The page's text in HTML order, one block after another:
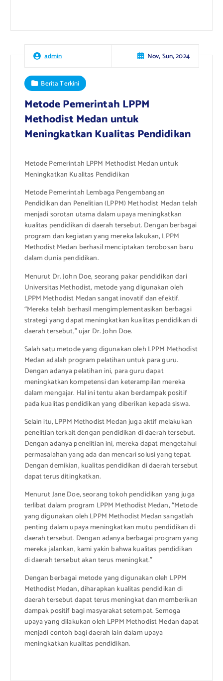
admin Nov, Sun, 2024
Berita Terkini
Metode Pemerintah LPPM
Methodist Medan untuk
Meningkatkan Kualitas Pendidikan
Metode Pemerintah LPPM Methodist Medan untuk
Meningkatkan Kualitas Pendidikan
Metode Pemerintah Lembaga Pengembangan
Pendidikan dan Penelitian (LPPM) Methodist Medan telah
menjadi sorotan utama dalam upaya meningkatkan
kualitas pendidikan di daerah tersebut. Dengan berbagai
program dan kegiatan yang mereka lakukan, LPPM
Methodist Medan berhasil menciptakan terobosan baru
dalam dunia pendidikan.
Menurut Dr. John Doe, seorang pakar pendidikan dari
Universitas Methodist, metode yang digunakan oleh
LPPM Methodist Medan sangat inovatif dan efektif.
“Mereka telah berhasil mengimplementasikan berbagai
strategi yang dapat meningkatkan kualitas pendidikan di
daerah tersebut,” ujar Dr. John Doe.
Salah satu metode yang digunakan oleh LPPM Methodist
Medan adalah program pelatihan untuk para guru.
Dengan adanya pelatihan ini, para guru dapat
meningkatkan kompetensi dan keterampilan mereka
dalam mengajar. Hal ini tentu akan berdampak positif
pada kualitas pendidikan yang diberikan kepada siswa.
Selain itu, LPPM Methodist Medan juga aktif melakukan
penelitian terkait dengan pendidikan di daerah tersebut.
Dengan adanya penelitian ini, mereka dapat mengetahui
permasalahan yang ada dan mencari solusi yang tepat.
Dengan demikian, kualitas pendidikan di daerah tersebut
dapat terus ditingkatkan.
Menurut Jane Doe, seorang tokoh pendidikan yang juga
terlibat dalam program LPPM Methodist Medan, “Metode
yang digunakan oleh LPPM Methodist Medan sangatlah
penting dalam upaya meningkatkan mutu pendidikan di
daerah tersebut. Dengan adanya berbagai program yang
mereka jalankan, kami yakin bahwa kualitas pendidikan
di daerah tersebut akan terus meningkat.”
Dengan berbagai metode yang digunakan oleh LPPM
Methodist Medan, diharapkan kualitas pendidikan di
daerah tersebut dapat terus meningkat dan memberikan
dampak positif bagi masyarakat setempat. Semoga
upaya yang dilakukan oleh LPPM Methodist Medan dapat
menjadi contoh bagi daerah lain dalam upaya
meningkatkan kualitas pendidikan.